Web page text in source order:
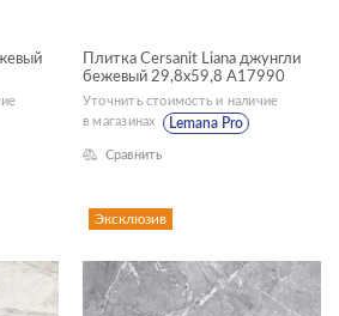
Плитка Cersanit Liana джунгли
бежевый 29,8x59,8 A17990
Уточнить стоимость и наличие
в магазинах
Lemana Pro
Сравнить
Эксклюзив